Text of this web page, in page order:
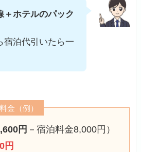
＋ホテルのパック
宿泊代引いたら一
金（例）
円 －宿泊料金8,000円）
円